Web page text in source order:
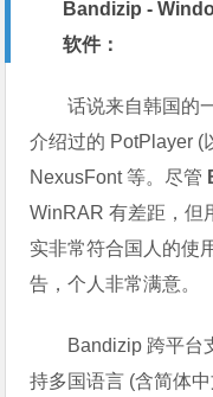
Bandizip -
软件：
话说来自韩国的
介绍过的 PotPlayer (
NexusFont 等。尽管
WinRAR 有差距，但
实非常符合国人的使
告，个人非常满意。
Bandizip 跨平台
持多国语言 (含简体